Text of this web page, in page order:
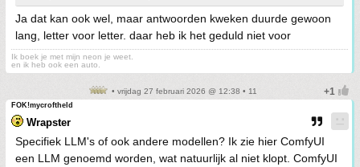
Ja dat kan ook wel, maar antwoorden kweken duurde gewoon
lang, letter voor letter. daar heb ik het geduld niet voor
Ik boek je met mijn neon je weet.
en ik heb ook een auto.
• vrijdag 27 februari 2026 @ 12:38 • 11
FOK!mycroftheld
Wrapster
Specifiek LLM's of ook andere modellen? Ik zie hier ComfyUI
een LLM genoemd worden, wat natuurlijk al niet klopt. ComfyUI